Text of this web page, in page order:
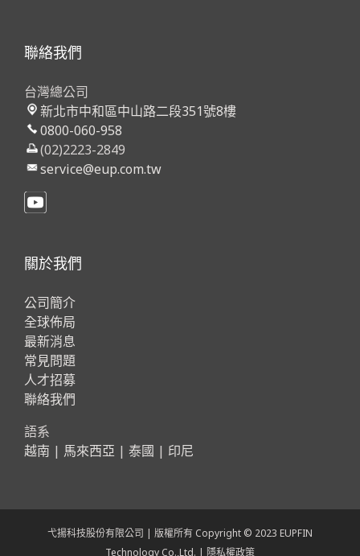
聯絡我們
台灣總公司
新北市中和區中山路二段351號8樓
0800-060-958
(02)2223-2849
service@eup.com.tw
關於我們
公司簡介
全球佈局
最新消息
常見問題
人才招募
聯絡我們
語系
越南 | 馬來西亞 | 泰國 | 印尼
弋揚科技股份有限公司 | 版權所有 Copyright © 2023 EUPFIN
Technology Co.,Ltd. | 隱私權政策